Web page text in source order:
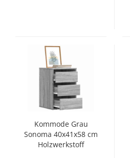
Kommode Grau
Sonoma 40x41x58 cm
Holzwerkstoff